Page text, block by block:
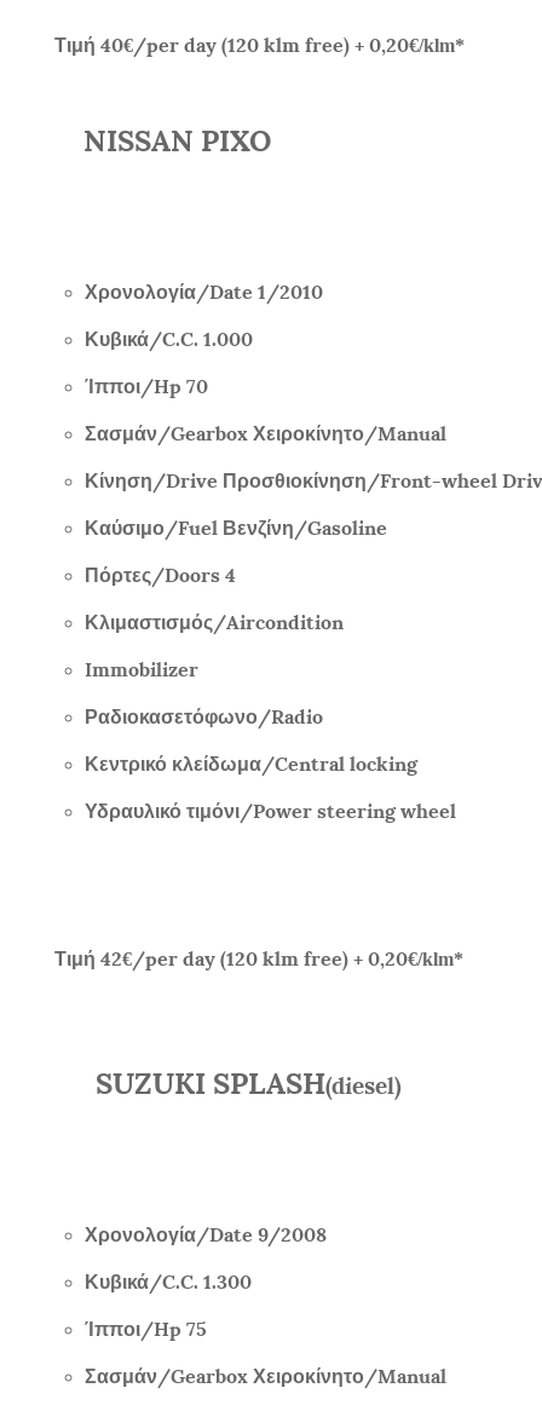
Τιμή 40€/per day (120 klm free) + 0,20€/klm*
NISSAN PIXO
Χρονολογία/Date 1/2010
Κυβικά/C.C. 1.000
Ίπποι/Hp 70
Σασμάν/GearboxΧειροκίνητο/Manual
Κίνηση/Drive Προσθιοκίνηση/Front-wheel
Καύσιμο/Fuel Βενζίνη/Gasoline
Πόρτες/Doors 4
Κλιμαστισμός/Aircondition
Immobilizer
Ραδιοκασετόφωνο/Radio
Κεντρικό κλείδωμα/Central locking
Υδραυλικό τιμόνι/Power steering wheel
Τιμή 42€/per day (120 klm free) + 0,20€/klm*
SUZUKI SPLASH(diesel)
Χρονολογία/Date 9/2008
Κυβικά/C.C. 1.300
Ίπποι/Hp 75
Σασμάν/GearboxΧειροκίνητο/Manual